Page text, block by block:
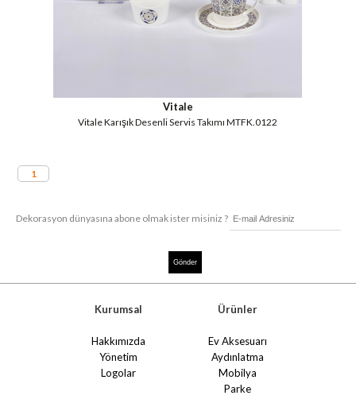
Vitale
Vitale Karışık Desenli Servis Takımı MTFK.0122
1
Dekorasyon dünyasına abone olmak ister misiniz ?
Kurumsal
Hakkımızda
Yönetim
Logolar
Ürünler
Ev Aksesuarı
Aydınlatma
Mobilya
Parke